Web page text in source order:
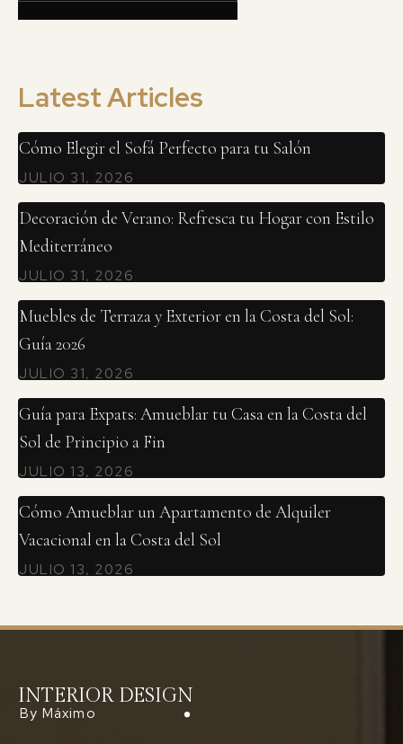
Latest Articles
Cómo Elegir el Sofá Perfecto para tu Salón
JULIO 31, 2026
Decoración de Verano: Refresca tu Hogar con Estilo
Mediterráneo
JULIO 31, 2026
Muebles de Terraza y Exterior en la Costa del Sol:
Guía 2026
JULIO 31, 2026
Guía para Expats: Amueblar tu Casa en la Costa del
Sol de Principio a Fin
JULIO 13, 2026
Cómo Amueblar un Apartamento de Alquiler
Vacacional en la Costa del Sol
JULIO 13, 2026
INTERIOR DESIGN
By Máximo